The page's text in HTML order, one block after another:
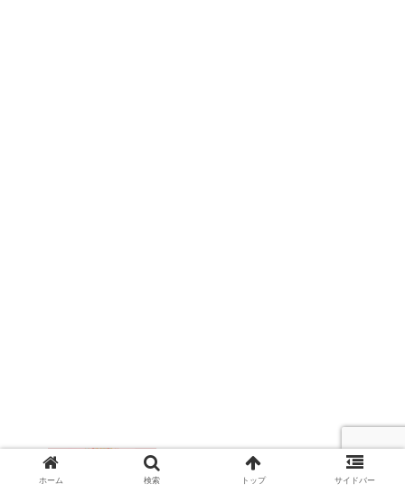
プリキュアクリスマスケーキ2020まと
め！予約や特典を比較(イオン・コンビニ
ホーム 検索 トップ サイドバー